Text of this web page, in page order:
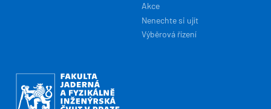
Akce
Nenechte si ujít
Výběrová řízení
Obrázek